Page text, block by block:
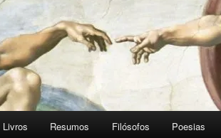
Livros Resumos Filósofos Poesias